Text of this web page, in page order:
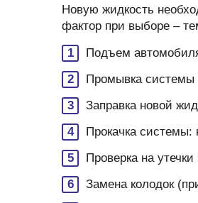
Новую жидкость
фактор при выборе –
Подъем
Промывка системы
Заправка новой
Прокачка системы:
Проверка на
Замена колодок